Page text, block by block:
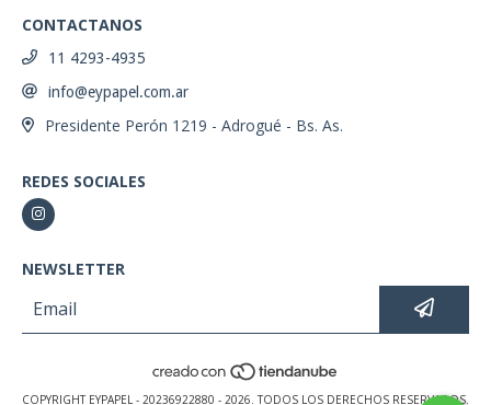
CONTACTANOS
11 4293-4935
info@eypapel.com.ar
Presidente Perón 1219 - Adrogué - Bs. As.
REDES SOCIALES
NEWSLETTER
COPYRIGHT EYPAPEL - 20236922880 - 2026. TODOS LOS DERECHOS RESERVADOS.